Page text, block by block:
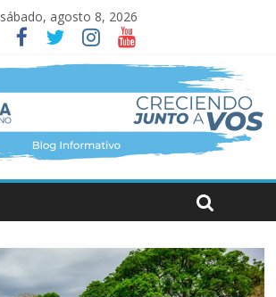
sábado, agosto 8, 2026